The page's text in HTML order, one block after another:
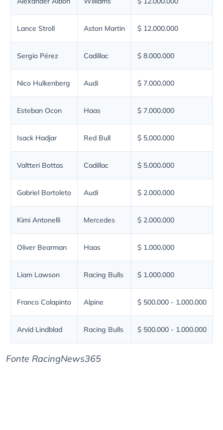
Lance Stroll Aston Martin $ 12.000.000
Sergio Pérez Cadillac $ 8.000.000
Nico Hulkenberg Audi $ 7.000.000
Esteban Ocon Haas $ 7.000.000
Isack Hadjar Red Bull $ 5.000.000
Valtteri Bottas Cadillac $ 5.000.000
Gabriel Bortoleto Audi $ 2.000.000
Kimi Antonelli Mercedes $ 2.000.000
Oliver Bearman Haas $ 1.000.000
Liam Lawson Racing Bulls $ 1.000.000
Franco Colapinto Alpine $ 500.000 - 1.000.000
Arvid Lindblad Racing Bulls $ 500.000 - 1.000.000
Fonte RacingNews365